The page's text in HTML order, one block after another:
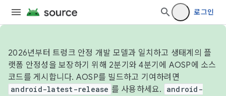
로그인
2026년부터 트렁크 안정 개발 모델과 일치하고 생태계의 플
랫폼 안정성을 보장하기 위해 2분기와 4분기에 AOSP에 소스
코드를 게시합니다. AOSP를 빌드하고 기여하려면
android-latest-release 를 사용하세요.
android-